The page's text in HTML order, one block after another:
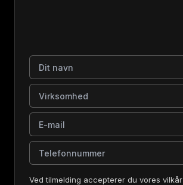
Dit navn
Virksomhed
E-mail
Telefonnummer
Ved tilmelding accepterer du vores vilkår